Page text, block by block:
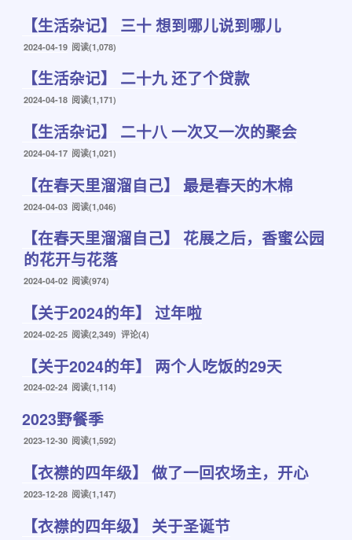
【生活杂记】 三十 想到哪儿说到哪儿
发
2024-04-19 阅读(1,078)
【生活杂记】 二十九 还了个贷款
发
2024-04-18 阅读(1,171)
【生活杂记】 二十八 一次又一次的聚会
发
2024-04-17 阅读(1,021)
【在春天里溜溜自己】 最是春天的木棉
发
2024-04-03 阅读(1,046)
【在春天里溜溜自己】 花展之后，香蜜公园
的花开与花落
发
2024-04-02 阅读(974)
【关于2024的年】 过年啦
发
2024-02-25 阅读(2,349) 评论(4)
【关于2024的年】 两个人吃饭的29天
发
于
2024-02-24 阅读(1,114)
2023野餐季
发
2023-12-30 阅读(1,592)
【衣襟的四年级】 做了一回农场主，开心
发
2023-12-28 阅读(1,147)
【衣襟的四年级】 关于圣诞节